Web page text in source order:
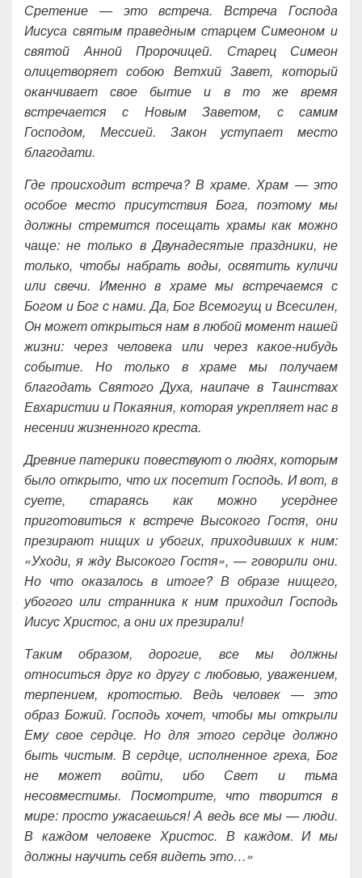
Сретение — это встреча. Встреча Господа
Иисуса святым праведным старцем Симеоном и
святой Анной Пророчицей. Старец Симеон
олицетворяет собою Ветхий Завет, который
оканчивает свое бытие и в то же время
встречается с Новым Заветом, с самим
Господом, Мессией. Закон уступает место
благодати.
Где происходит встреча? В храме. Храм — это
особое место присутствия Бога, поэтому мы
должны стремится посещать храмы как можно
чаще: не только в Двунадесятые праздники, не
только, чтобы набрать воды, освятить куличи
или свечи. Именно в храме мы встречаемся с
Богом и Бог с нами. Да, Бог Всемогущ и Всесилен,
Он может открыться нам в любой момент нашей
жизни: через человека или через какое-нибудь
событие. Но только в храме мы получаем
благодать Святого Духа, наипаче в Таинствах
Евхаристии и Покаяния, которая укрепляет нас в
несении жизненного креста.
Древние патерики повествуют о людях, которым
было открыто, что их посетит Господь. И вот, в
суете, стараясь как можно усерднее
приготовиться к встрече Высокого Гостя, они
презирают нищих и убогих, приходивших к ним:
«Уходи, я жду Высокого Гостя», — говорили они.
Но что оказалось в итоге? В образе нищего,
убогого или странника к ним приходил Господь
Иисус Христос, а они их презирали!
Таким образом, дорогие, все мы должны
относиться друг ко другу с любовью, уважением,
терпением, кротостью. Ведь человек — это
образ Божий. Господь хочет, чтобы мы открыли
Ему свое сердце. Но для этого сердце должно
быть чистым. В сердце, исполненное греха, Бог
не может войти, ибо Свет и тьма
несовместимы. Посмотрите, что творится в
мире: просто ужасаешься! А ведь все мы — люди.
В каждом человеке Христос. В каждом. И мы
должны научить себя видеть это…»